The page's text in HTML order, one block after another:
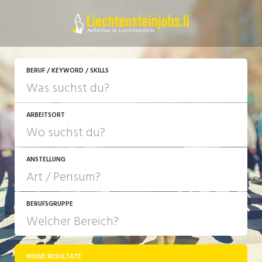
BERUF / KEYWORD / SKILLS
ARBEITSORT
ANSTELLUNG
JOB-TYP
Festanstellung
BERUFSGRUPPE
MEINE RESULTATE
JETZT BEWERBEN